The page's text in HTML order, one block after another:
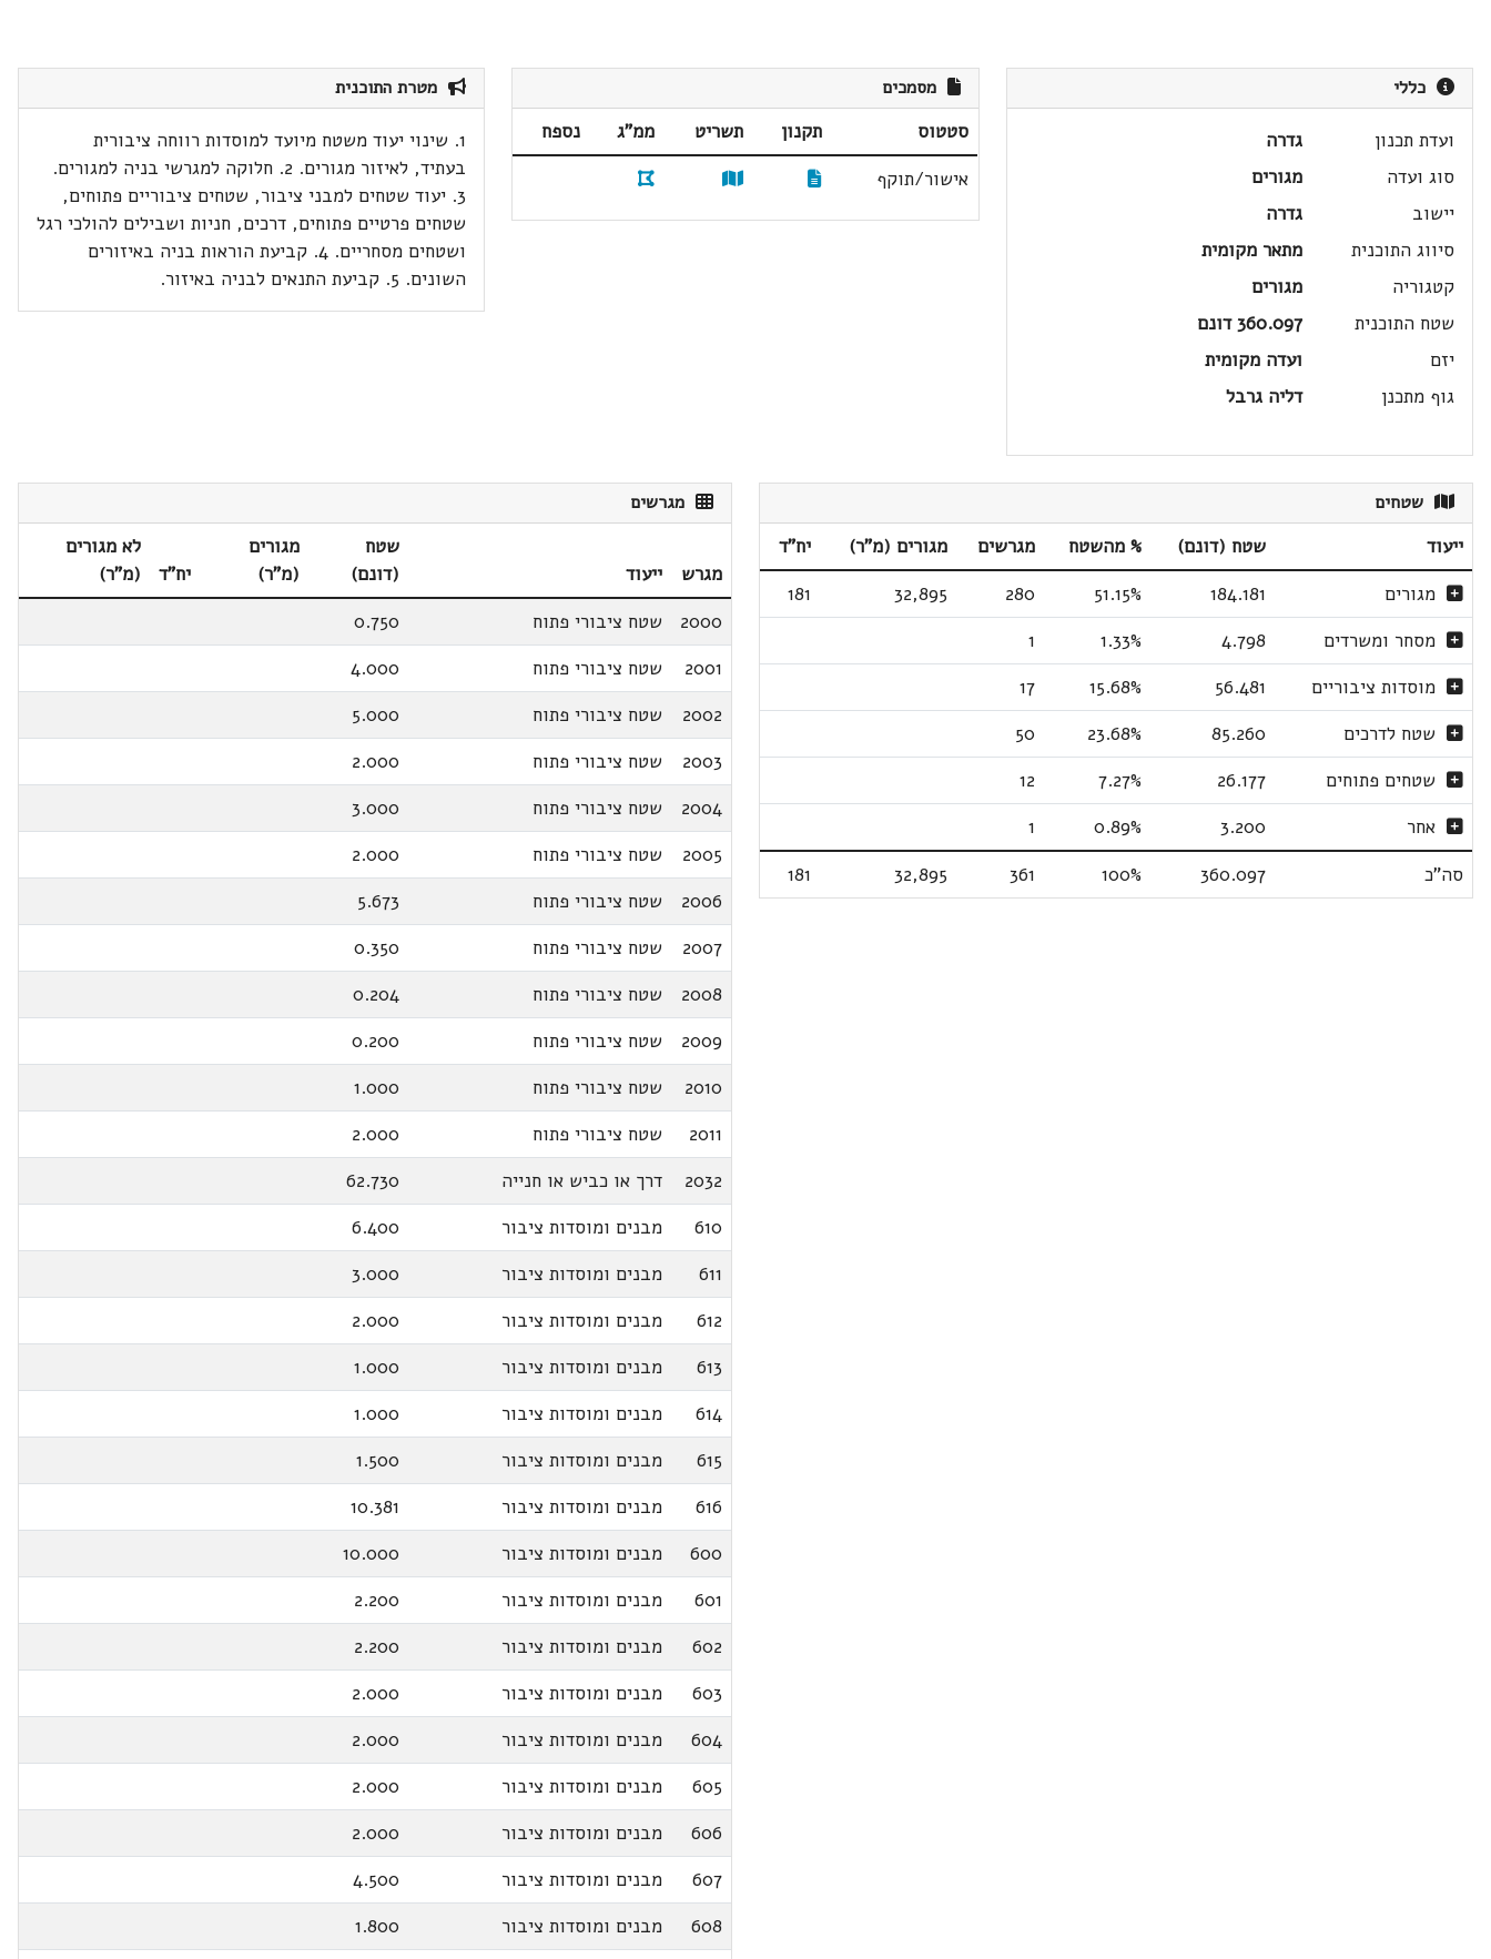
כללי
ועדת תכנון
גדרה
סוג ועדה
מגורים
יישוב
גדרה
סיווג התוכנית
מתאר מקומית
קטגוריה
מגורים
שטח התוכנית
360.097 דונם
יזם
ועדה מקומית
גוף מתכנן
דליה גרבל
מסמכים
סטטוס תקנון תשריט ממ"ג
נספח
אישור/תוקף
מטרת התוכנית
1. שינוי יעוד משטח מיועד למוסדות רווחה ציבורית
בעתיד, לאיזור מגורים. 2. חלוקה למגרשי בניה למגורים.
3. יעוד שטחים למבני ציבור, שטחים ציבוריים פתוחים,
שטחים פרטיים פתוחים, דרכים, חניות ושבילים להולכי רגל
ושטחים מסחריים. 4. קביעת הוראות בניה באיזורים
השונים. 5. קביעת התנאים לבניה באיזור.
שטחים
ייעוד שטח (דונם) % מהשטח מגרשים מגורים (מ"ר)
יח"ד
מגורים
184.181
51.15%
280
32,895
181
מסחר ומשרדים
4.798
1.33%
1
מוסדות ציבוריים
56.481
15.68%
17
שטח לדרכים
85.260
23.68%
50
שטחים פתוחים
26.177
7.27%
12
אחר
3.200
0.89%
1
סה"כ
360.097
100%
361
32,895
181
מגרשים
מגרש ייעוד
שטח
(דונם)
מגורים
(מ"ר)
יח"ד
לא מגורים
(מ"ר)
2000
שטח ציבורי פתוח
0.750
2001
שטח ציבורי פתוח
4.000
2002
שטח ציבורי פתוח
5.000
2003
שטח ציבורי פתוח
2.000
2004
שטח ציבורי פתוח
3.000
2005
שטח ציבורי פתוח
2.000
2006
שטח ציבורי פתוח
5.673
2007
שטח ציבורי פתוח
0.350
2008
שטח ציבורי פתוח
0.204
2009
שטח ציבורי פתוח
0.200
2010
שטח ציבורי פתוח
1.000
2011
שטח ציבורי פתוח
2.000
2032
דרך או כביש או חנייה
62.730
610
מבנים ומוסדות ציבור
6.400
611
מבנים ומוסדות ציבור
3.000
612
מבנים ומוסדות ציבור
2.000
613
מבנים ומוסדות ציבור
1.000
614
מבנים ומוסדות ציבור
1.000
615
מבנים ומוסדות ציבור
1.500
616
מבנים ומוסדות ציבור
10.381
600
מבנים ומוסדות ציבור
10.000
601
מבנים ומוסדות ציבור
2.200
602
מבנים ומוסדות ציבור
2.200
603
מבנים ומוסדות ציבור
2.000
604
מבנים ומוסדות ציבור
2.000
605
מבנים ומוסדות ציבור
2.000
606
מבנים ומוסדות ציבור
2.000
607
מבנים ומוסדות ציבור
4.500
608
מבנים ומוסדות ציבור
1.800